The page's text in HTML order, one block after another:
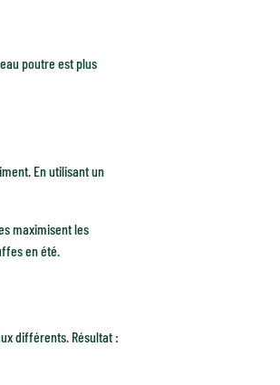
poutre est plus
En utilisant un
maximisent les
en été.
différents. Résultat :